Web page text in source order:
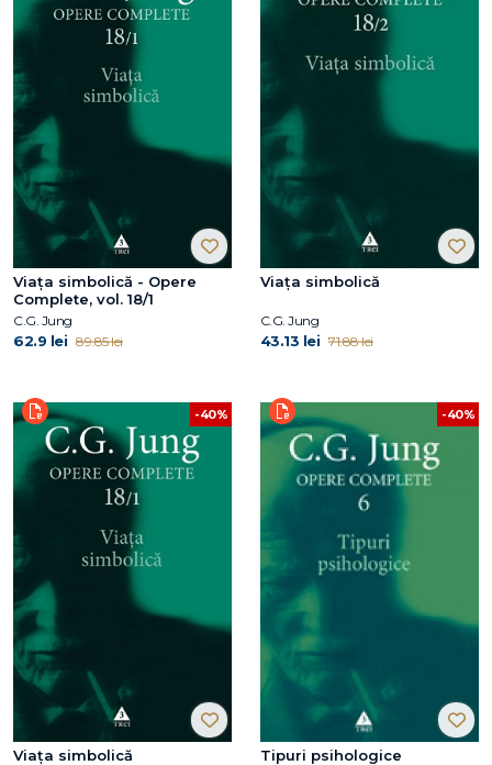
Viaţa simbolică - Opere
Complete, vol. 18/1
C.G. Jung
62.9 lei 89.85 lei
Viaţa simbolică
C.G. Jung
43.13 lei 71.88 lei
-40%
Viaţa simbolică
-40%
Tipuri psihologice